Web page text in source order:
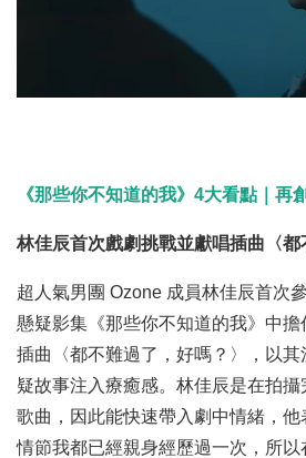
《那些你不知道的我》4大看點｜再
林佳辰首次戲劇挑戰並獻唱插曲〈都
超人氣男團 Ozone 成員林佳辰首次
懸疑影集《那些你不知道的我》中
插曲〈都不難過了，好嗎？〉，以
疑故事注入療癒感。林佳辰是在拍
歌曲，因此能快速帶入劇中情緒，
情節我都已經親身經歷過一次，所